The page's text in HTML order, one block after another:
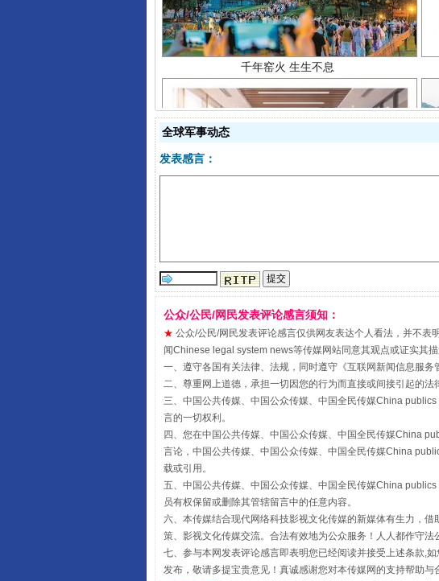
受贿1.44亿！段成刚被判无期
全球军事动态
发表感言：
公众/公民/网民发表评论感言须知：
★ 公众/公民/网民发表评论感言仅供网友表达个人看法，并不
闻Chinese legal system news等传媒网站同意其观点或证实其
一、遵守各国有关法律、法规，同时遵守《互联网新闻信息服务
二、尊重网上道德，承担一切因您的行为而直接或间接引起的法
三、中国公共传媒、中国公众传媒、中国全民传媒China
言的一切权利。
四、您在中国公共传媒、中国公众传媒、中国全民传媒China
言论，中国公共传媒、中国公众传媒、中国全民传媒China
载或引用。
五、中国公共传媒、中国公众传媒、中国全民传媒China
员有权保留或删除其管辖留言中的任意内容。
六、本传媒结合现代网络科技影视文化传媒的新媒体有生力，
策、影视文化传媒交流。合法有效地为公众服务！人人都作守法
七、参与本网发表评论感言即表明您已经阅读并接受上述条款,
发布，敬请多提宝贵意见！真诚感谢您对本传媒网的支持帮助